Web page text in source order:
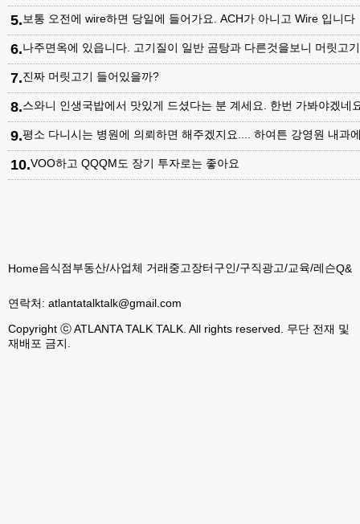
5.보통 오전에 wire하면 당일에 들어가요. ACH가 아니고 Wire 입니다
6.나주면옥에 있읍니다. 고기질이 일반 곰탕과 다른것을보니 머릿고
7.진짜 머릿고기 들어있을까?
8.스와니 인생국밥에서 맛있게 드셨다는 분 계세요. 한번 가봐야겠네
9.평소 다니시는 병원에 의뢰하면 해주겠지요.... 하여튼 강영원 내과
10.VOO하고 QQQM도 장기 투자로는 좋아요
Home음식점부동산/사업체 거래중고장터구인/구직광고/교육/레슨Q&A
연락처: atlantatalktalk@gmail.com
Copyright ⓒ ATLANTA TALK TALK. All rights reserved. 무단 전재 및
재배포 금지.